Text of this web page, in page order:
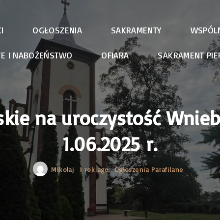
OGŁOSZENIA SAKRAMENTY
Róże
Szafarze
I NABOŻEŃSTWO OFIARA SAKRAMENT
na uroczystość
1.06.2025 r.
Mikołaj 1 rok ago Ogłoszenia Parafilane